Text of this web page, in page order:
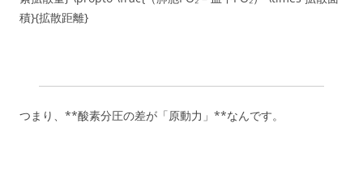
積}{拡散距離}
つまり、**酸素分圧の差が「原動力」**なんです。